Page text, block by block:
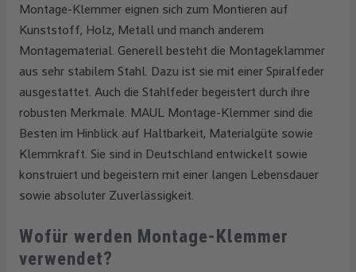
Montage-Klemmer eignen sich zum Montieren auf
Kunststoff, Holz, Metall und manch anderem
Montagematerial. Generell besteht die Montageklammer
aus sehr stabilem Stahl. Dazu ist sie mit einer Spiralfeder
ausgestattet. Auch die Stahlfeder begeistert durch ihre
robusten Merkmale. MAUL Montage-Klemmer sind die
Besten im Hinblick auf Haltbarkeit, Materialgüte sowie
Klemmkraft. Sie sind in Deutschland entwickelt sowie
konstruiert und begeistern mit einer langen Lebensdauer
sowie absoluter Zuverlässigkeit.
Wofür werden Montage-Klemmer
verwendet?